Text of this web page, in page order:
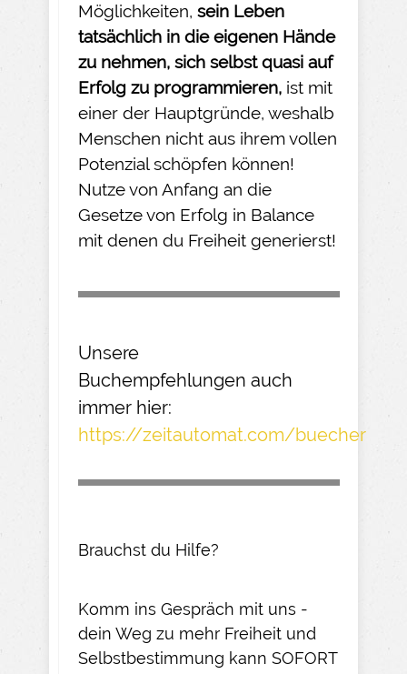
Möglichkeiten, sein Leben
tatsächlich in die eigenen Hände
zu nehmen, sich selbst quasi auf
Erfolg zu programmieren, ist mit
einer der Hauptgründe, weshalb
Menschen nicht aus ihrem vollen
Potenzial schöpfen können!
Nutze von Anfang an die
Gesetze von Erfolg in Balance
mit denen du Freiheit generierst!
Unsere
Buchempfehlungen auch
immer hier:
https://zeitautomat.com/buecher
Brauchst du Hilfe?
Komm ins Gespräch mit uns -
dein Weg zu mehr Freiheit und
Selbstbestimmung kann SOFORT